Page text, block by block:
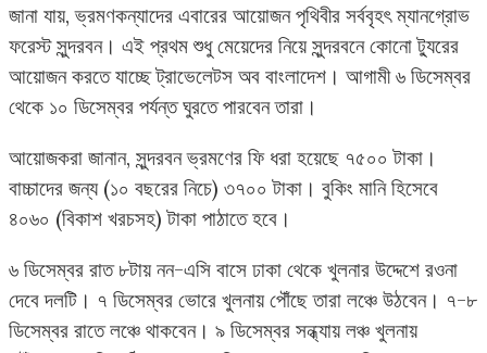
জানা যায়, ভ্রমণকন্যাদের এবারের আয়োজন পৃথিবীর সর্ববৃহৎ ম্যানগ্রোভ
ফরেস্ট সুন্দরবন। এই প্রথম শুধু মেয়েদের নিয়ে সুন্দরবনে কোনো ট্যুরের
আয়োজন করতে যাচ্ছে ট্রাভেলেটস অব বাংলাদেশ। আগামী ৬ ডিসেম্বর
থেকে ১০ ডিসেম্বর পর্যন্ত ঘুরতে পারবেন তারা।
আয়োজকরা জানান, সুন্দরবন ভ্রমণের ফি ধরা হয়েছে ৭৫০০ টাকা।
বাচ্চাদের জন্য (১০ বছরের নিচে) ৩৭০০ টাকা। বুকিং মানি হিসেবে
৪০৬০ (বিকাশ খরচসহ) টাকা পাঠাতে হবে।
৬ ডিসেম্বর রাত ৮টায় নন-এসি বাসে ঢাকা থেকে খুলনার উদ্দেশে রওনা
দেবে দলটি। ৭ ডিসেম্বর ভোরে খুলনায় পৌঁছে তারা লঞ্চে উঠবেন। ৭-৮
ডিসেম্বর রাতে লঞ্চে থাকবেন। ৯ ডিসেম্বর সন্ধ্যায় লঞ্চ খুলনায়